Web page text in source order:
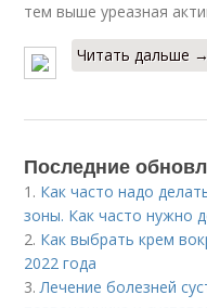
тем выше уреазная
Читать дальше →
Последние
1. Как часто надо
зоны. Как часто нужно
2. Как выбрать крем
2022 года
3.Лечение болезней